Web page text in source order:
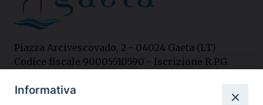
Piazza Arcivescovado, 2 - 04024 Gaeta (LT)
Codice fiscale 90005510590 - Iscrizione R.P.G.
Informativa